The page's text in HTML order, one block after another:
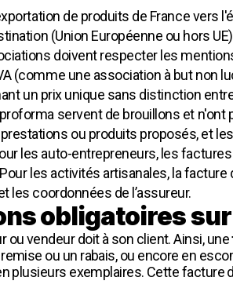
de produits de France vers
(Union Européenne ou hors
doivent respecter les
(comme une association à but non
un prix unique sans distinction
servent de brouillons et n'ont
ou produits proposés, et
les auto-entrepreneurs, les
les activités artisanales, la
les coordonnées de l’assureur.
obligatoires sur
vendeur doit à son client. Ainsi, une
ou un rabais, ou encore en
plusieurs exemplaires. Cette facture